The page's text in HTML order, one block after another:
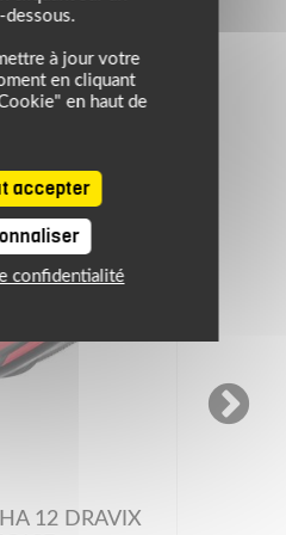
SWIRL
dessous.
à jour votre
en cliquant
en haut de
accepter
confidentialité